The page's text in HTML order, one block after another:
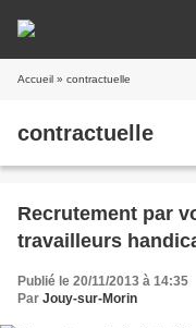
Accueil » contractuelle
contractuelle
Recrutement par
travailleurs
Publié le 20/11/2013 à 14:35
Par Jouy-sur-Morin